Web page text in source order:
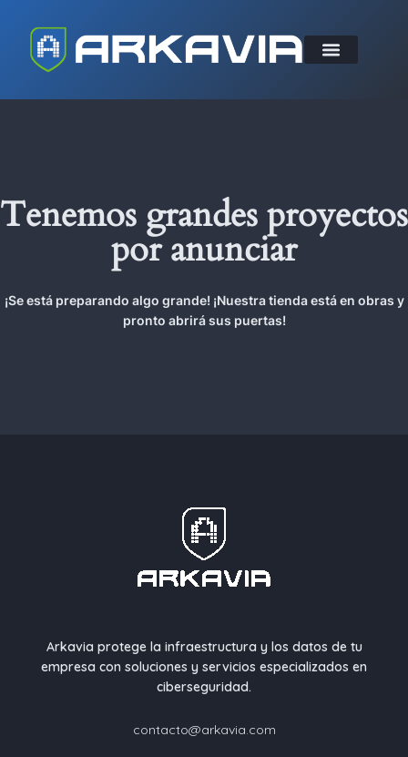
Tenemos grandes proyectos
por anunciar
¡Se está preparando algo grande! ¡Nuestra tienda está en obras y
pronto abrirá sus puertas!
Arkavia protege la infraestructura y los datos de tu
empresa con soluciones y servicios especializados en
ciberseguridad.
contacto@arkavia.com